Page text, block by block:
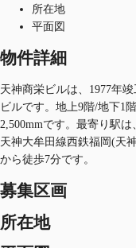
所在地
平面図
物件詳細
天神商栄ビルは、1977年
ビルです。地上9階/地下1
2,500mmです。最寄り駅
天神大牟田線西鉄福岡(天
から徒歩7分です。
募集区画
所在地